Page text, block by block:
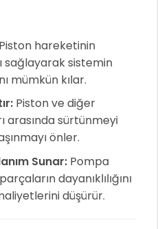
hareketinin
sağlayarak sistemin
mümkün kılar.
Piston ve diğer
arasında sürtünmeyi
önler.
Sunar:Pompa
dayanıklılığını
düşürür.